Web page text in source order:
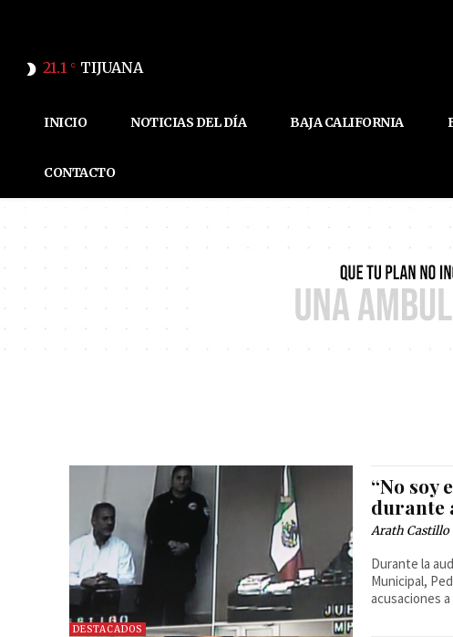
21.1 C TIJUANA
INICIO NOTICIAS DEL DÍA BAJA CALIFORNIA
CONTACTO
DESTACADOS
“No soy
durante
Arath Castillo
Durante la
Municipal,
acusaciones